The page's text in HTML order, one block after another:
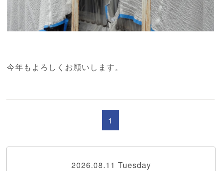
今年もよろしくお願いします。
1
2026.08.11 Tuesday